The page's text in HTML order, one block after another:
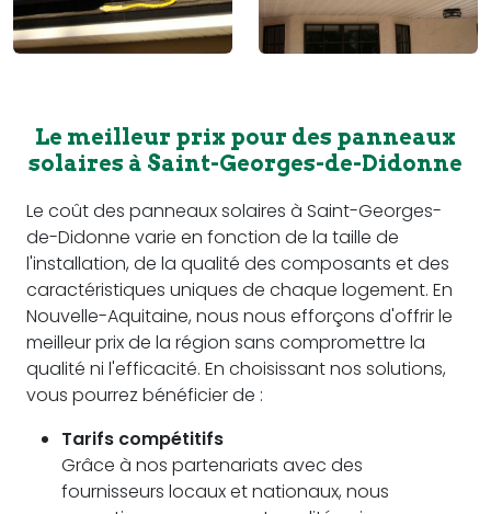
Le meilleur prix pour des panneaux
solaires à Saint-Georges-de-Didonne
Le coût des panneaux solaires à Saint-Georges-
de-Didonne varie en fonction de la taille de
l'installation, de la qualité des composants et des
caractéristiques uniques de chaque logement. En
Nouvelle-Aquitaine, nous nous efforçons d'offrir le
meilleur prix de la région sans compromettre la
qualité ni l'efficacité. En choisissant nos solutions,
vous pourrez bénéficier de :
Tarifs compétitifs
Grâce à nos partenariats avec des
fournisseurs locaux et nationaux, nous